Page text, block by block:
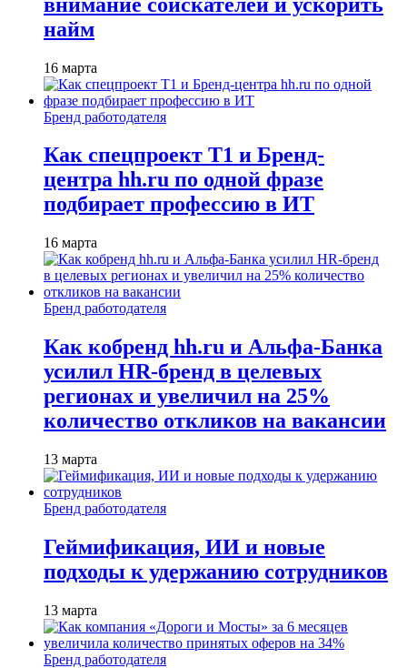
найм
16 марта
Бренд работодателя
Как спецпроект T1 и Бренд-
центра hh.ru по одной фразе
подбирает профессию в ИТ
16 марта
Бренд работодателя
Как кобренд hh.ru и Альфа-Банка
усилил HR-бренд в целевых
регионах и увеличил на 25%
количество откликов на вакансии
13 марта
Бренд работодателя
Геймификация, ИИ и новые
подходы к удержанию сотрудников
13 марта
Бренд работодателя